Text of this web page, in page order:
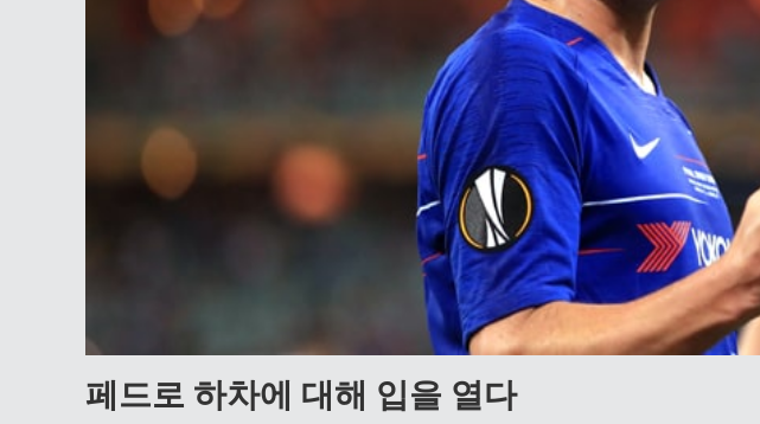
페드로 하차에 대해 입을 열다